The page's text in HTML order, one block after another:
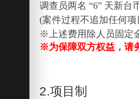
调查员两名 “6” 天新台
(案件过程不追加任何
※上述费用除人员固定
※为保障双方权益，请
2.项目制